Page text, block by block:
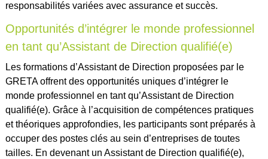
responsabilités variées avec assurance et succès.
Opportunités d’intégrer le monde professionnel
en tant qu’Assistant de Direction qualifié(e)
Les formations d’Assistant de Direction proposées par le
GRETA offrent des opportunités uniques d’intégrer le
monde professionnel en tant qu’Assistant de Direction
qualifié(e). Grâce à l’acquisition de compétences pratiques
et théoriques approfondies, les participants sont préparés à
occuper des postes clés au sein d’entreprises de toutes
tailles. En devenant un Assistant de Direction qualifié(e),